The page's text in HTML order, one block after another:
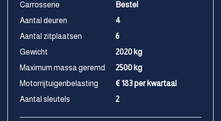
Carrosserie
Bestel
Aantal deuren
4
Aantal zitplaatsen
6
Gewicht
2020 kg
Maximum massa geremd
2500 kg
Motorrijtuigenbelasting
€ 183 per kwartaal
Aantal sleutels
2